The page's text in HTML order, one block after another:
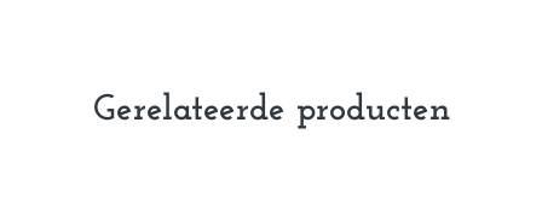
Gerelateerde producten